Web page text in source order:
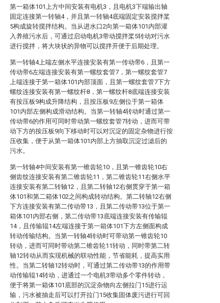
第一箱体101上方中间安装有电机3，且电机3下端输出轴
固定连接第一转轴4，并且第一转轴4底端固定安装搅拌桨
5构成旋转搅拌结构。当从进水口2向第一箱体101内部灌
入养殖污水后，可通过启动电机3带动搅拌桨5转动对污水
进行搅拌，将大块状的异物可以搅拌开便于后期处理。
第一转轴4上端左侧水平连接安装有第一传动带6，且第一
传动带6左端连接安装有第一螺纹套管7，第一螺纹套管7
上端连接于第一箱体101内部顶面，且第一螺纹套管7下方
螺纹连接安装有第一螺纹杆8，第一螺纹杆8底端连接安装
有按压板9构成升降结构，且按压板9左侧位于第一箱体
101内部左侧构成滑动结构。当第一转轴4转动时通过第一
传动带6的作用可同时带动第一螺纹套管7转动，进而可带
动下方的按压板9向下移动时可以对沉淀的固定杂物进行按
压收集，便于从第一箱体101内部上方抽取沉淀过滤后的
污水。
第一转轴4中间安装有第一锥齿轮10，且第一锥齿轮10右
侧齿纹连接安装有第二锥齿轮11，第二锥齿轮11右侧水平
连接安装有第二转轴12，且第二转轴12右侧贯穿于第一箱
体101和第二箱体102之间构成转动结构。第二转轴12右侧
下方连接安装有第二传动带13，且第二传动带13位于第一
箱体101内部右侧，第二传动带13底端连接安装有传输辊
14，且传输辊14左端连接于第一箱体101下方左侧面构成
转动传输结构。当第一转轴4转动时可带动第一锥齿轮10
转动，进而可同时带动第二锥齿轮11转动，同时带第二转
轴12转动从而实现机械的联动性能，节省能耗，提高实用
性。当第二转轴12转动时，可通过第二传动带13的作用带
动传输辊14转动，进通过一个电机3带动多个零件转动，
便于将第一箱体101底部的沉淀杂物向左侧拉门15进行运
输，污水被抽走后可以打开拉门15收集固体废污进行可回